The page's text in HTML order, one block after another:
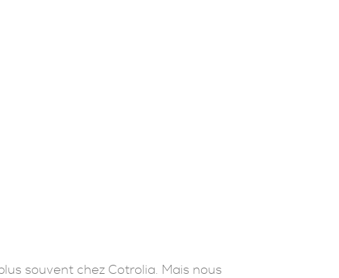
souvent chez Cotrolia. Mais nous